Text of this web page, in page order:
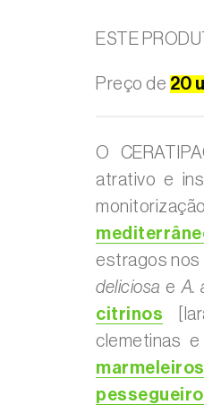
ESTE
Preço de 20
O
atrativo e
estragos nos
deliciosa e A.
citrinos
clemetinas
marmeleiros